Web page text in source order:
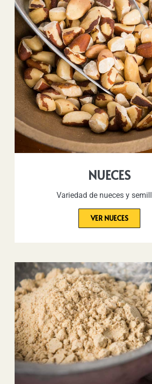
NUECES
Variedad de nueces y
VER NUECES